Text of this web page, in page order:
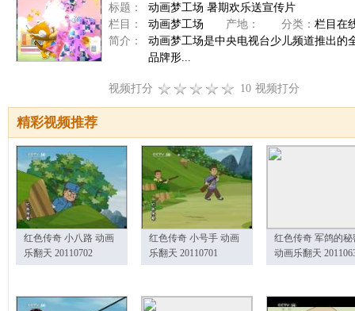
标题：
动画梦工场 暑期欢乐送宣传片
栏目：
动画梦工场 产地： 分类： 栏目在
简介：
动画梦工场是中央电视台少儿频道推出的
品牌形...
视频打分 10 视频打分
精彩视频推荐
红色传奇 小八路 动画
乐翻天 20110702
红色传奇 小号手 动画
乐翻天 20110701
红色传奇 军鸽的秘
动画乐翻天